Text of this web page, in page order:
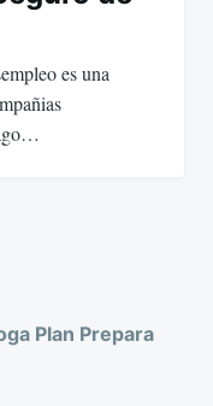
es una
Plan Prepara